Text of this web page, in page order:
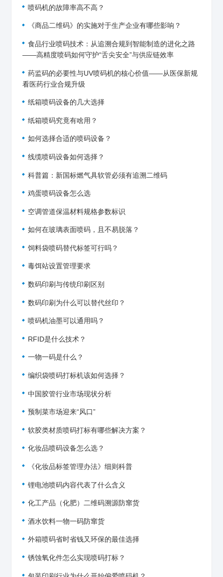
喷码机的故障率高不高？
《商品二维码》的实施对于生产企业有哪些影响？
食品行业喷码技术：从追溯合规到智能制造的进化之路
——高精度喷码如何守护“舌尖安全”与供应链效率
药监码的必要性与UV喷码机的核心价值——从医保新规
看医药行业合规升级
纸箱喷码设备的几大选择
纸箱喷码究竟有啥用？
如何选择合适的喷码设备？
线缆喷码设备如何选择？
科普篇：新国标燃气具软管必须有追溯二维码
鸡蛋喷码设备怎么选
空调管道保温材料规格参数标识
如何在玻璃表面喷码，且不易脱落？
饲料袋喷码替代标签可行吗？
毒饵站设置管理要求
数码印刷与传统印刷区别
数码印刷为什么可以替代丝印？
喷码机油墨可以通用吗？
RFID是什么技术？
一物一码是什么？
编织袋喷码打标机该如何选择？
中国胶管行业市场现状分析
预制菜市场迎来“风口”
软胶类材质喷码打标有哪些解决方案？
化妆品喷码设备怎么选？
《化妆品标签管理办法》细则科普
锂电池喷码内容代表了什么含义
化工产品（化肥）二维码溯源防窜货
酒水饮料一物一码防窜货
外箱喷码省时省钱又环保的最佳选择
锈蚀氧化件怎么实现喷码打标？